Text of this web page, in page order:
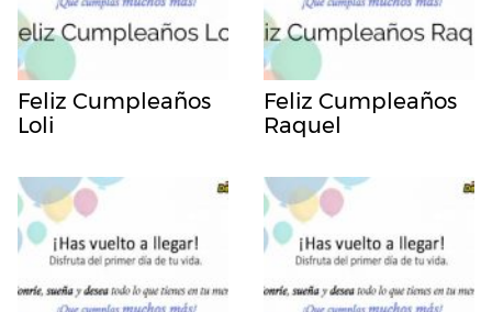
Feliz Cumpleaños
Loli
Feliz Cumpleaños
Raquel